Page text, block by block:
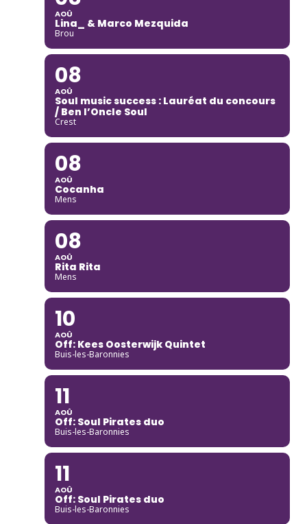
AOÛ
Lina_ & Marco Mezquida
Brou
08
AOÛ
Soul music success : Lauréat du concours
/ Ben l’Oncle Soul
Crest
08
AOÛ
Cocanha
Mens
08
AOÛ
Rita Rita
Mens
10
AOÛ
Off: Kees Oosterwijk Quintet
Buis-les-Baronnies
11
AOÛ
Off: Soul Pirates duo
Buis-les-Baronnies
11
AOÛ
Off: Soul Pirates duo
Buis-les-Baronnies